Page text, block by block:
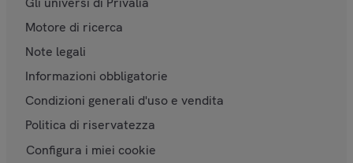
Motore di ricerca
Note legali
Informazioni obbligatorie
Condizioni generali d'uso e vendita
Politica di riservatezza
Configura i miei cookie